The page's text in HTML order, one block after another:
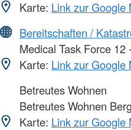
Karte: Link zur Google
Bereitschaften /
Medical Task Force 12
Karte: Link zur Google
Betreutes Wohnen
Betreutes Wohnen
Karte: Link zur Google